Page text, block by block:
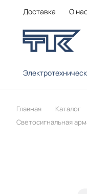
Доставка О нас
Главная Каталог
Светосигнальная